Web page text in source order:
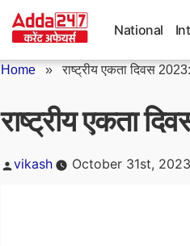
National
Home »राष्ट्रीय एकता दिवस
राष्ट्रीय एकता
Posted
vikash October 31st,